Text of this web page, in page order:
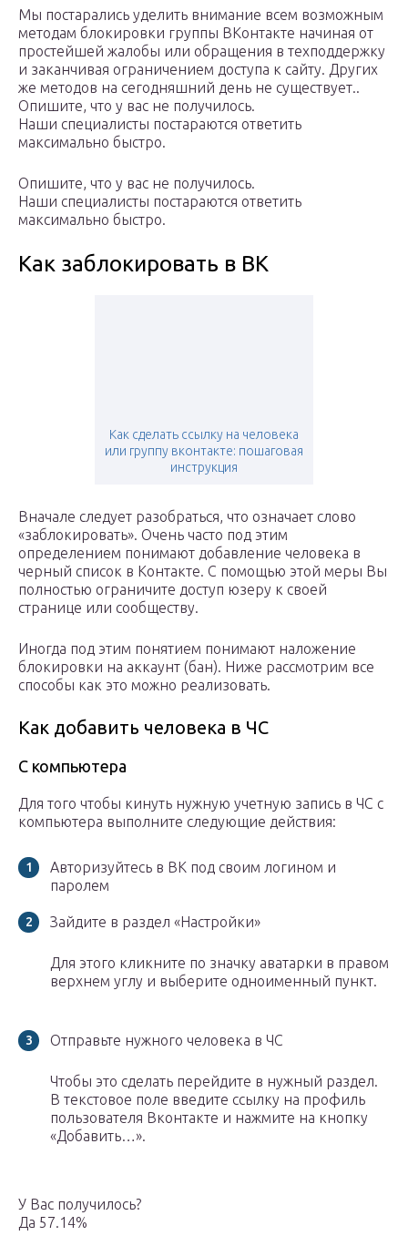
Мы постарались уделить внимание всем возможным
методам блокировки группы ВКонтакте начиная от
простейшей жалобы или обращения в техподдержку
и заканчивая ограничением доступа к сайту. Других
же методов на сегодняшний день не существует..
Опишите, что у вас не получилось.
Наши специалисты постараются ответить
максимально быстро.
Опишите, что у вас не получилось.
Наши специалисты постараются ответить
максимально быстро.
Как заблокировать в ВК
Как сделать ссылку на человека
или группу вконтакте: пошаговая
инструкция
Вначале следует разобраться, что означает слово
«заблокировать». Очень часто под этим
определением понимают добавление человека в
черный список в Контакте. С помощью этой меры Вы
полностью ограничите доступ юзеру к своей
странице или сообществу.
Иногда под этим понятием понимают наложение
блокировки на аккаунт (бан). Ниже рассмотрим все
способы как это можно реализовать.
Как добавить человека в ЧС
С компьютера
Для того чтобы кинуть нужную учетную запись в ЧС с
компьютера выполните следующие действия:
Авторизуйтесь в ВК под своим логином и
паролем
Зайдите в раздел «Настройки»
Для этого кликните по значку аватарки в правом
верхнем углу и выберите одноименный пункт.
Отправьте нужного человека в ЧС
Чтобы это сделать перейдите в нужный раздел.
В текстовое поле введите ссылку на профиль
пользователя Вконтакте и нажмите на кнопку
«Добавить…».
У Вас получилось?
Да 57.14%